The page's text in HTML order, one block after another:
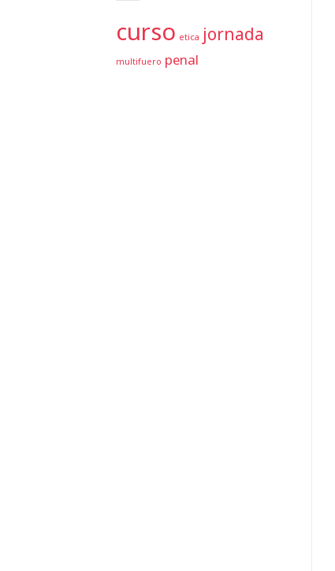
curso etica jornada
multifuero penal